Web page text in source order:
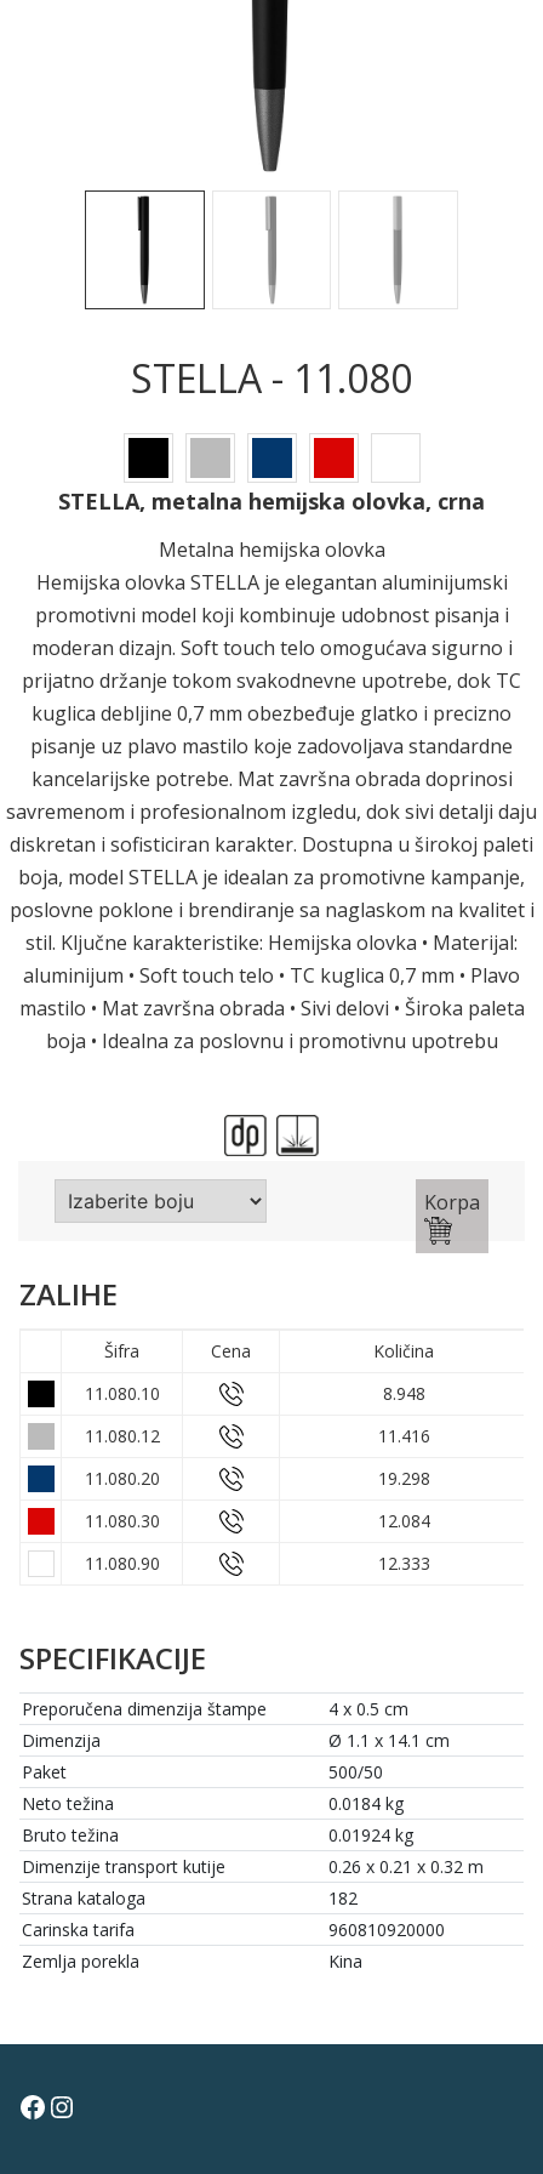
STELLA - 11.080
STELLA, metalna hemijska olovka, crna
Metalna hemijska olovka
Hemijska olovka STELLA je elegantan aluminijumski
promotivni model koji kombinuje udobnost pisanja i
moderan dizajn. Soft touch telo omogućava sigurno i
prijatno držanje tokom svakodnevne upotrebe, dok TC
kuglica debljine 0,7 mm obezbeđuje glatko i precizno
pisanje uz plavo mastilo koje zadovoljava standardne
kancelarijske potrebe. Mat završna obrada doprinosi
savremenom i profesionalnom izgledu, dok sivi detalji daju
diskretan i sofisticiran karakter. Dostupna u širokoj paleti
boja, model STELLA je idealan za promotivne kampanje,
poslovne poklone i brendiranje sa naglaskom na kvalitet i
stil. Ključne karakteristike: Hemijska olovka • Materijal:
aluminijum • Soft touch telo • TC kuglica 0,7 mm • Plavo
mastilo • Mat završna obrada • Sivi delovi • Široka paleta
boja • Idealna za poslovnu i promotivnu upotrebu
Korpa
ZALIHE
Šifra Cena
Količina
11.080.10
8.948
11.080.12
11.416
11.080.20
19.298
11.080.30
12.084
11.080.90
12.333
SPECIFIKACIJE
Preporučena dimenzija štampe
4 x 0.5 cm
Dimenzija
Ø 1.1 x 14.1 cm
Paket
500/50
Neto težina
0.0184 kg
Bruto težina
0.01924 kg
Dimenzije transport kutije
0.26 x 0.21 x 0.32 m
Strana kataloga
182
Carinska tarifa
960810920000
Zemlja porekla
Kina
Facebook
Instagram